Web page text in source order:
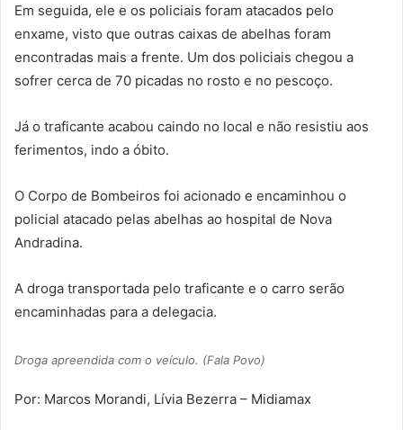
Em seguida, ele e os policiais foram atacados pelo
enxame, visto que outras caixas de abelhas foram
encontradas mais a frente. Um dos policiais chegou a
sofrer cerca de 70 picadas no rosto e no pescoço.
Já o traficante acabou caindo no local e não resistiu aos
ferimentos, indo a óbito.
O Corpo de Bombeiros foi acionado e encaminhou o
policial atacado pelas abelhas ao hospital de Nova
Andradina.
A droga transportada pelo traficante e o carro serão
encaminhadas para a delegacia.
Droga apreendida com o veículo. (Fala Povo)
Por: Marcos Morandi, Lívia Bezerra – Midiamax